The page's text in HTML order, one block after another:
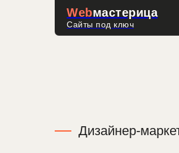
Webмастерица
Сайты под ключ
Дизайнер-